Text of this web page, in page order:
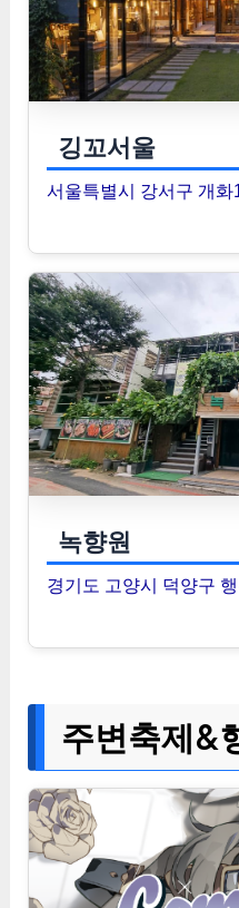
깅꼬서울
서울특별시 강서구 개
녹향원
경기도 고양시 덕양구
주변축제&